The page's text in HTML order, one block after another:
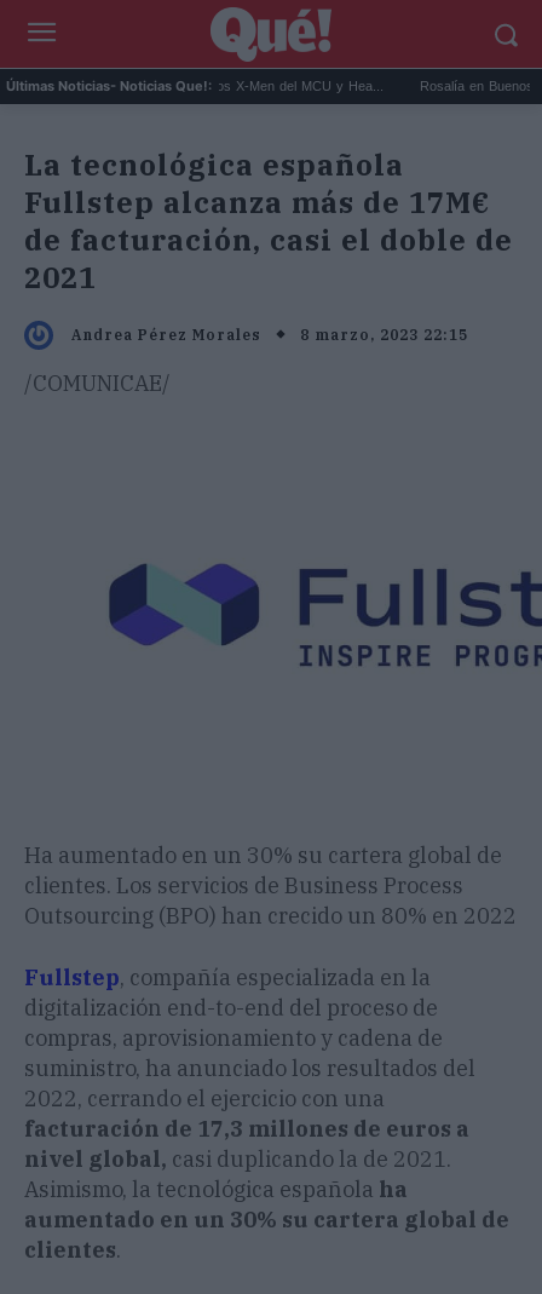
Últimas Noticias- Noticias Que!:
será Cíclope en los X-Men del MCU y Hea... Rosalía en Buenos Aires:
La tecnológica española
Fullstep alcanza más de 17M€
de facturación, casi el doble de
2021
Andrea Pérez Morales 8 marzo, 2023 22:15
/COMUNICAE/
Ha aumentado en un 30% su cartera global de
clientes. Los servicios de Business Process
Outsourcing (BPO) han crecido un 80% en 2022
Fullstep, compañía especializada en la
digitalización end-to-end del proceso de
compras, aprovisionamiento y cadena de
suministro, ha anunciado los resultados del
2022, cerrando el ejercicio con una
facturación de 17,3 millones de euros a
nivel global, casi duplicando la de 2021.
Asimismo, la tecnológica española ha
aumentado en un 30% su cartera global de
clientes.